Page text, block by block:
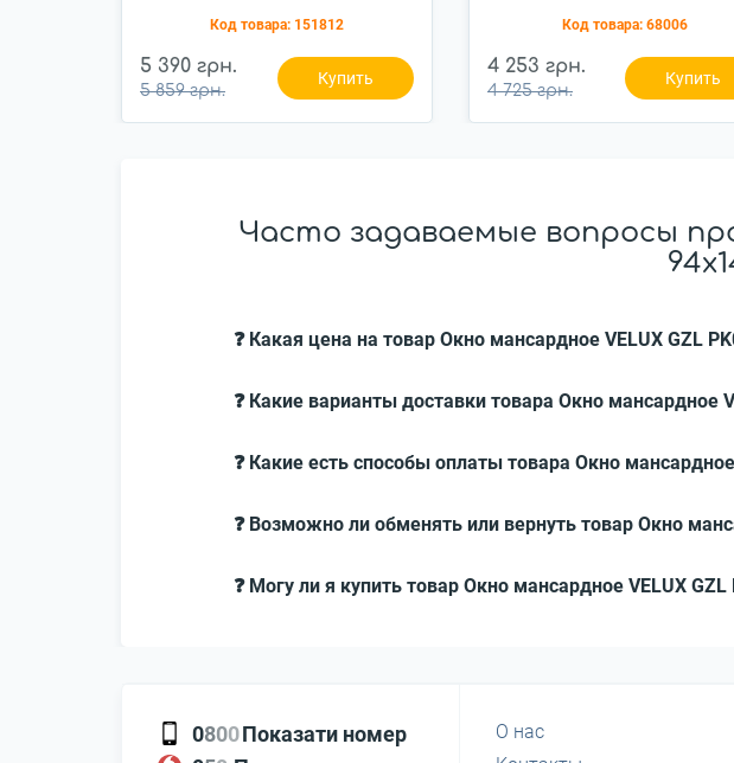
Код товара: 151812
5 390 грн.
5 859 грн.
Купить
Код товара: 68006
4 253 грн.
4 725 грн.
Купить
Часто задаваемые вопросы
❓ Какая цена на товар Окно мансардное VELUX GZL
❓ Какие варианты доставки товара Окно мансардное
❓ Какие есть способы оплаты товара Окно
❓ Возможно ли обменять или вернуть товар Окно
❓ Могу ли я купить товар Окно мансардное VELUX
0800Показати номер
О нас